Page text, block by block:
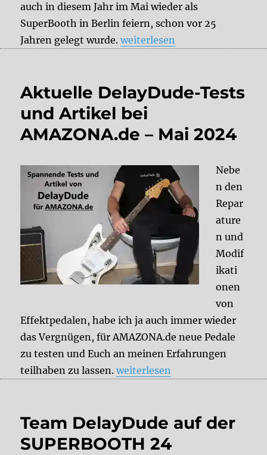
auch in diesem Jahr im Mai wieder als
SuperBooth in Berlin feiern, schon vor 25
Jahren gelegt wurde.„SuperBooth 2026 +
weiterlesen
Aktuelle DelayDude-Tests
und Artikel bei
AMAZONA.de – Mai 2024
Nebe
n den
Repar
ature
n und
Modif
ikati
onen
von
Effektpedalen, habe ich ja auch immer wieder
das Vergnügen, für AMAZONA.de neue Pedale
zu testen und Euch an meinen Erfahrungen
teilhaben zu lassen.„Aktuelle DelayDude-Tests
weiterlesen
Team DelayDude auf der
SUPERBOOTH 24